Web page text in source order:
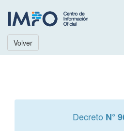
Volver
Decreto N°